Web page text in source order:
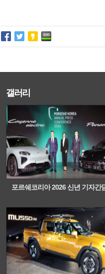
갤러리
포르쉐코리아 2026 신년 기자간